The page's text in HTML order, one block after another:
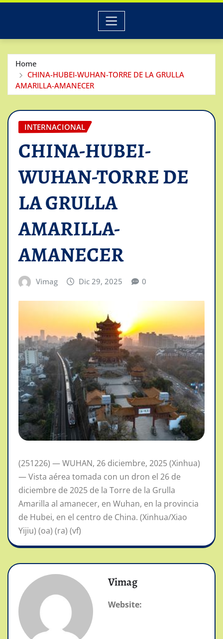
Home
CHINA-HUBEI-WUHAN-TORRE DE LA GRULLA
AMARILLA-AMANECER
INTERNACIONAL
CHINA-HUBEI-
WUHAN-TORRE DE
LA GRULLA
AMARILLA-
AMANECER
Vimag Dic 29, 2025 0
(251226) — WUHAN, 26 diciembre, 2025 (Xinhua)
— Vista aérea tomada con un dron el 26 de
diciembre de 2025 de la Torre de la Grulla
Amarilla al amanecer, en Wuhan, en la provincia
de Hubei, en el centro de China. (Xinhua/Xiao
Yijiu) (oa) (ra) (vf)
Vimag
Website: